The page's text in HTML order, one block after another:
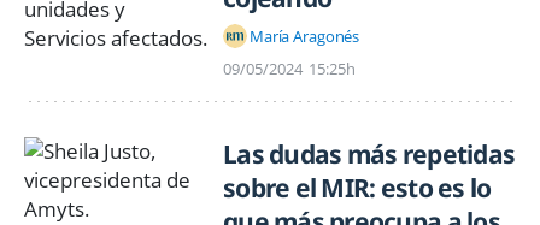
María Aragonés
09/05/2024 15:25h
Las dudas más repetidas
sobre el MIR: esto es lo